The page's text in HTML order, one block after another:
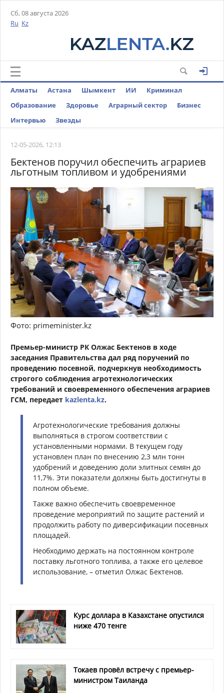
Сб, 08 августа 2026
Ru Kz
Алматы Астана Шымкент ИИ
Криминал
Образование
Здоровье Аграрный сектор
Бизнес
Интервью
Звезды
12-05-2026, 12:13
Бектенов поручил обеспечить аграриев
льготным топливом и удобрениями
Фото: primeminister.kz
Премьер-министр РК Олжас Бектенов в ходе
заседания Правительства дал ряд поручений по
проведению посевной, подчеркнув необходимость
строгого соблюдения агротехнологических
требований и своевременного обеспечения аграриев
ГСМ, передает kazlenta.kz.
Агротехнологические требования должны
выполняться в строгом соответствии с
установленными нормами. В текущем году
установлен план по внесению 2,3 млн тонн
удобрений и доведению доли элитных семян до
11,7%. Эти показатели должны быть достигнуты в
полном объеме.
Также важно обеспечить своевременное
проведение мероприятий по защите растений и
продолжить работу по диверсификации посевных
площадей.
Необходимо держать на постоянном контроле
поставку льготного топлива, а также его целевое
использование, – отметил Олжас Бектенов.
Курс доллара в Казахстане опустился
ниже 470 тенге
Токаев провёл встречу с премьер-
министром Таиланда